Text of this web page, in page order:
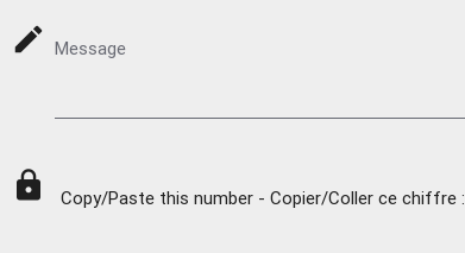
mode_edit Message
lock Copy/Paste this number - Copier/Coller ce chiffre